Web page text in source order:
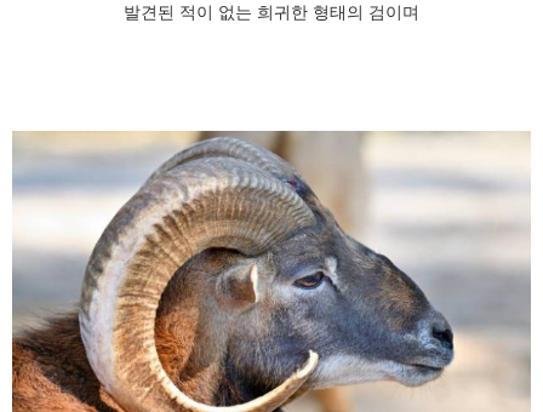
발견된 적이 없는 희귀한 형태의 검이며